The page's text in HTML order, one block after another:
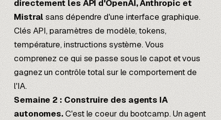
directement les API d'OpenAI, Anthropic et
Mistralsans dépendre d'une interface graphique.
Clés API, paramètres de modèle, tokens,
température, instructions système. Vous
comprenez ce qui se passe sous le capot et vous
gagnez un contrôle total sur le comportement de
l'IA.
Semaine 2 : Construire des agents IA
autonomes. C'est le coeur du bootcamp. Un agent